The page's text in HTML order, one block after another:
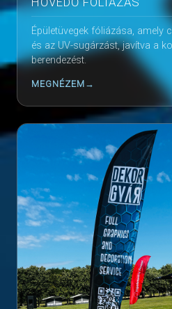
Épületüvegek fóliázása, amely
és az UV-sugárzást, javítva a
berendezést.
MEGNÉZEM